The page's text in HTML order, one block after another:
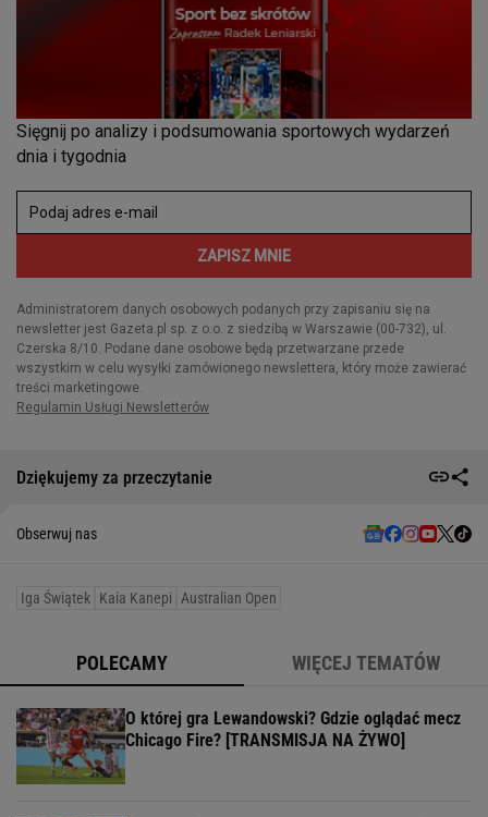
Dziękujemy za przeczytanie
Obserwuj nas
Iga Świątek Kaia Kanepi Australian Open
POLECAMY WIĘCEJ TEMATÓW
O której gra Lewandowski? Gdzie oglądać mecz
Chicago Fire? [TRANSMISJA NA ŻYWO]